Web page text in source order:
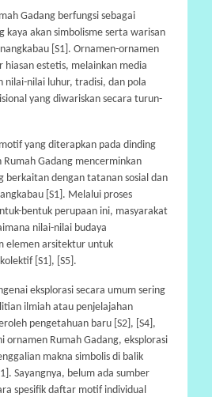
Gadang berfungsi sebagai
kaya akan simbolisme serta warisan
[S1]. Ornamen-ornamen
hiasan estetis, melainkan media
nilai-nilai luhur, tradisi, dan pola
yang diwariskan secara turun-
yang diterapkan pada dinding
Gadang mencerminkan
berkaitan dengan tatanan sosial dan
[S1]. Melalui proses
bentuk perupaan ini, masyarakat
nilai-nilai budaya
elemen arsitektur untuk
[S1], [S5].
eksplorasi secara umum sering
ilmiah atau penjelajahan
pengetahuan baru [S2], [S4],
ornamen Rumah Gadang, eksplorasi
makna simbolis di balik
Sayangnya, belum ada sumber
spesifik daftar motif individual